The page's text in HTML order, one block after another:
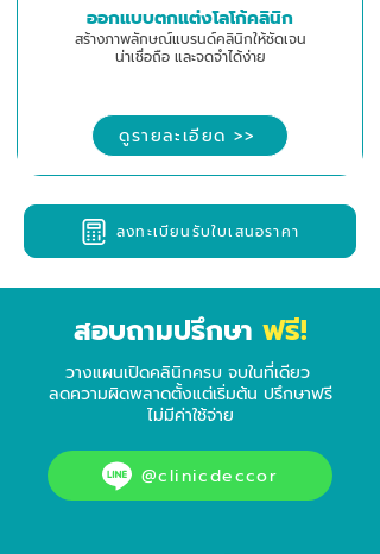
ออกแบบตกแต่งโลโก้คลินิก
สร้างภาพลักษณ์แบรนด์คลินิกให้ชัดเจน
น่าเชื่อถือ และจดจำได้ง่าย
ดูรายละเอียด >>
ลงทะเบียนรับใบเสนอราคา
สอบถามปรึกษา ฟรี!
วางแผนเปิดคลินิกครบ จบในที่เดียว
ลดความผิดพลาดตั้งแต่เริ่มต้น ปรึกษาฟรี
ไม่มีค่าใช้จ่าย
@clinicdeccor